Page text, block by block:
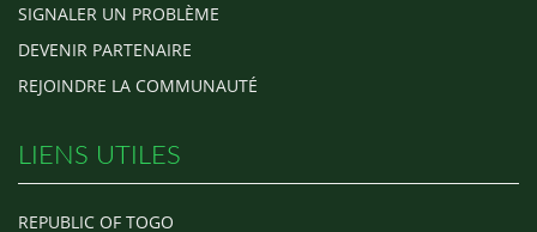
SIGNALER UN PROBLÈME
DEVENIR PARTENAIRE
REJOINDRE LA COMMUNAUTÉ
LIENS UTILES
REPUBLIC OF TOGO